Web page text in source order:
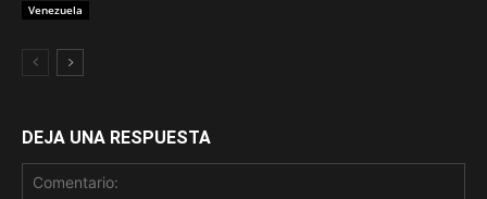
Venezuela
DEJA UNA RESPUESTA